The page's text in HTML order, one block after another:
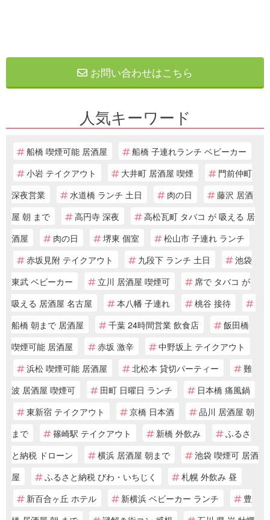
お問い合わせはこちら
人気キーワード
船橋 喫煙可能 居酒屋
船橋 子連れランチ ベビーカー
小岩 テイクアウト
大井町 居酒屋 喫煙
門前仲町
深夜営業
水道橋 ランチ 土日 肉の日
藤沢 居酒
屋 朝 まで
高円寺 深夜
高松瓦町 タバコ が 吸える 居
酒屋
肉の日 堺東 個室
松山市 子連れ ランチ
赤坂見附 テイクアウト
九段下 ランチ 土日
池袋
東武 ベビーカー
立川 居酒屋 喫煙可
席で タバコ が
吸える 居酒屋 名古屋
本八幡 子連れ
桃谷 接待
船橋 朝まで 居酒屋
千葉 24時間営業 飲食店
飯田橋
喫煙可能 居酒屋
赤坂 激辛
中野坂上 テイクアウト
浜松 喫煙可能 居酒屋
北松本 貸切パーティー
難
波 居酒屋 喫煙可
田町 日曜日 ランチ
日本橋 痛風鍋
東新宿 テイクアウト
京橋 日本酒
品川 居酒屋 朝
まで
篠崎駅 テイクアウト 新橋 外飲み
ふるさ
と納税 ドローン
横浜 居酒屋 朝まで
池袋 喫煙可 居酒
屋
ふるさと納税 びわ・いちじく
札幌 外飲み 昼
新百合ヶ丘 ホテル
新横浜 ベビーカー ランチ
豊